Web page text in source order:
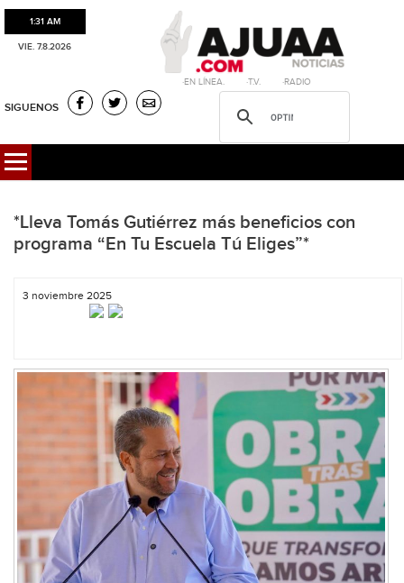
1:31 AM
VIE. 7.8.2026
·EN LÍNEA. ·T.V. ·RADIO
SIGUENOS
*Lleva Tomás Gutiérrez más beneficios con
programa “En Tu Escuela Tú Eliges”*
3 noviembre 2025